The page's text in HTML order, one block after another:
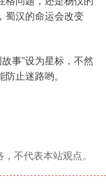
蜀汉的命运会改变
事”设为星标，不然
止迷路哟。
不代表本站观点。